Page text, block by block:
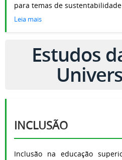
para temas de
Leia mais
Estudos
INCLUSÃO
Inclusão na educação